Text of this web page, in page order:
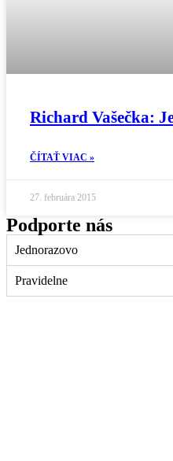
Richard Vašečka:
ČÍTAŤ VIAC »
27. februára 2015
Podporte nás
Jednorazovo
Pravidelne